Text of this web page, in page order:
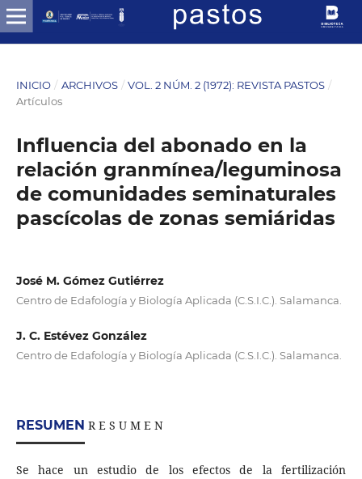
INICIO / ARCHIVOS / VOL. 2 NÚM. 2 (1972): REVISTA PASTOS /
Artículos
Influencia del abonado en la
relación granmínea/leguminosa
de comunidades seminaturales
pascícolas de zonas semiáridas
José M. Gómez Gutiérrez
Centro de Edafología y Biología Aplicada (C.S.I.C.). Salamanca.
J. C. Estévez González
Centro de Edafología y Biología Aplicada (C.S.I.C.). Salamanca.
RESUMEN R E S U M E N
Se hace un estudio de los efectos de la fertilización